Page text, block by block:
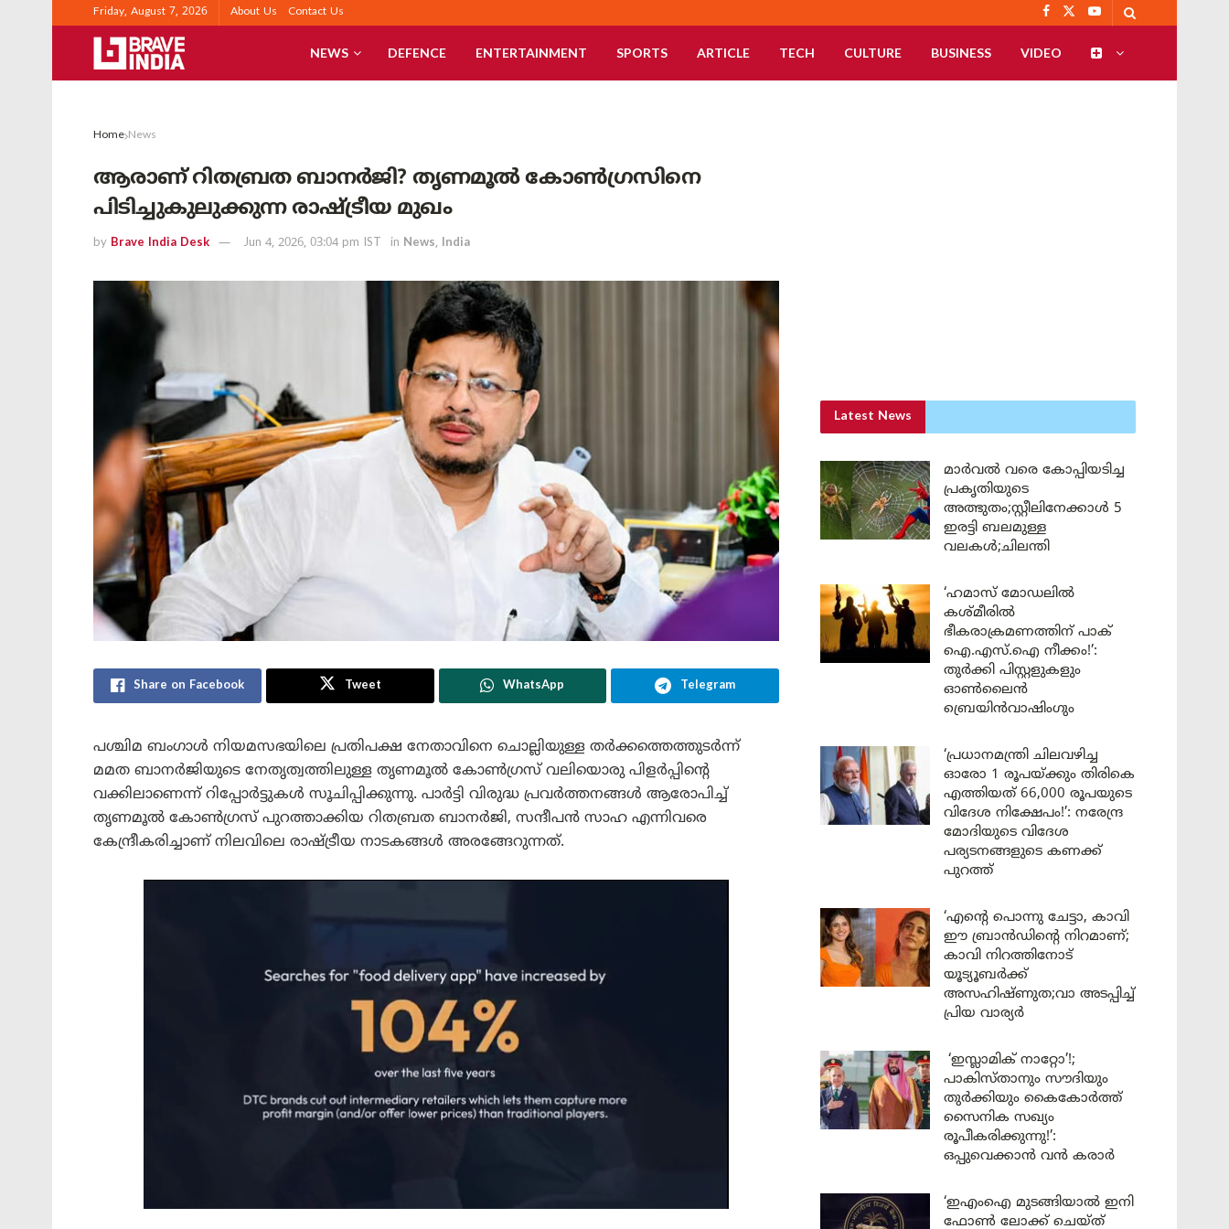
Friday, August 7, 2026 About Us Contact Us
NEWS DEFENCE ENTERTAINMENT SPORTS ARTICLE TECH CULTURE BUSINESS VIDEO
Home News
ആരാണ് റിതബ്രത ബാനർജി? തൃണമൂൽ കോൺഗ്രസിനെ
പിടിച്ചുകുലുക്കുന്ന രാഷ്ട്രീയ മുഖം
by Brave India Desk Jun 4, 2026, 03:04 pm IST in News, India
Share on Facebook Tweet WhatsApp Telegram
പശ്ചിമ ബംഗാൾ നിയമസഭയിലെ പ്രതിപക്ഷ നേതാവിനെ ചൊല്ലിയുള്ള തർക്കത്തെത്തുടർന്ന്
മമത ബാനർജിയുടെ നേതൃത്വത്തിലുള്ള തൃണമൂൽ കോൺഗ്രസ് വലിയൊരു പിളർപ്പിന്റെ
വക്കിലാണെന്ന് റിപ്പോർട്ടുകൾ സൂചിപ്പിക്കുന്നു. പാർട്ടി വിരുദ്ധ പ്രവർത്തനങ്ങൾ ആരോപിച്ച്
തൃണമൂൽ കോൺഗ്രസ് പുറത്താക്കിയ റിതബ്രത ബാനർജി, സന്ദീപൻ സാഹ എന്നിവരെ
കേന്ദ്രീകരിച്ചാണ് നിലവിലെ രാഷ്ട്രീയ നാടകങ്ങൾ അരങ്ങേറുന്നത്.
Latest News
മാർവൽ വരെ കോപ്പിയടിച്ച
പ്രകൃതിയുടെ
അത്ഭുതം;സ്റ്റീലിനേക്കാൾ 5
ഇരട്ടി ബലമുള്ള
വലകൾ;ചിലന്തി
‘ഹമാസ് മോഡലിൽ
കശ്മീരിൽ
ഭീകരാക്രമണത്തിന് പാക്
ഐ.എസ്.ഐ നീക്കം!’:
തുർക്കി പിസ്റ്റളുകളും
ഓൺലൈൻ
ബ്രെയിൻവാഷിംഗും
‘പ്രധാനമന്ത്രി ചിലവഴിച്ച
ഓരോ 1 രൂപയ്ക്കും തിരികെ
എത്തിയത് 66,000 രൂപയുടെ
വിദേശ നിക്ഷേപം!’: നരേന്ദ്ര
മോദിയുടെ വിദേശ
പര്യടനങ്ങളുടെ കണക്ക്
പുറത്ത്
‘എന്റെ പൊന്നു ചേട്ടാ, കാവി
ഈ ബ്രാൻഡിന്റെ നിറമാണ്;
കാവി നിറത്തിനോട്
യൂട്യൂബർക്ക്
അസഹിഷ്ണുത;വാ അടപ്പിച്ച്
പ്രിയ വാര്യർ
‘ഇസ്ലാമിക് നാറ്റോ’!;
പാകിസ്താനും സൗദിയും
തുർക്കിയും കൈകോർത്ത്
സൈനിക സഖ്യം
രൂപീകരിക്കുന്നു!’:
ഒപ്പുവെക്കാൻ വൻ കരാർ
‘ഇഎംഐ മുടങ്ങിയാൽ ഇനി
ഫോൺ ലോക്ക് ചെയ്ത്